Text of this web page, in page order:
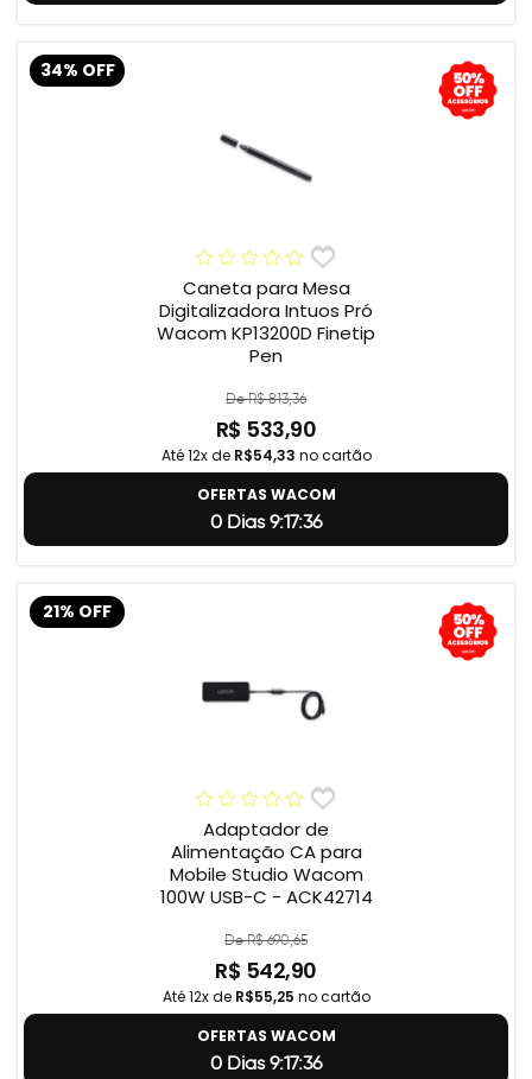
34% OFF
Caneta para Mesa
Digitalizadora Intuos Pró
Wacom KP13200D Finetip
Pen
De R$ 813,36
R$ 533,90
Até 12x de R$54,33 no cartão
OFERTAS WACOM
0 Dias 9:17:35
21% OFF
Adaptador de
Alimentação CA para
Mobile Studio Wacom
100W USB-C - ACK42714
De R$ 690,65
R$ 542,90
Até 12x de R$55,25 no cartão
OFERTAS WACOM
0 Dias 9:17:35